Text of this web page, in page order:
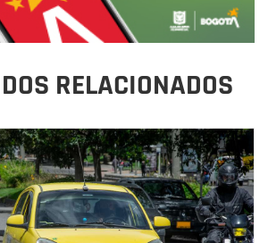
RELACIONADOS